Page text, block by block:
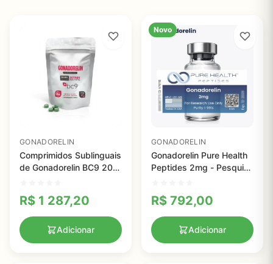
GONADORELIN
Comprimidos Sublinguais
de Gonadorelin BC9 20
Terapêuticas
R$ 1 287,20
Adicionar
Novo
GONADORELIN
Gonadorelin Pure Health
Peptides 2mg - Pesquisa
R$ 792,00
Adicionar